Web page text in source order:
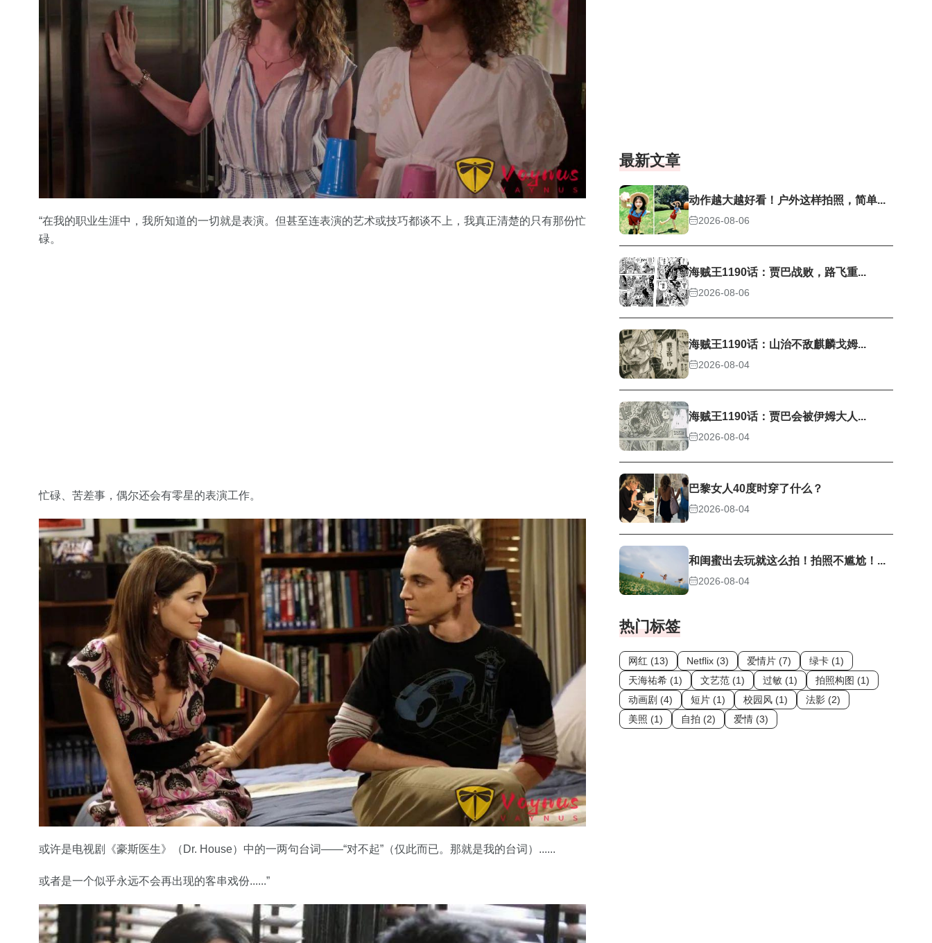
“在我的职业生涯中，我所知道的一切就是表演。但甚至连表演的艺术或技巧都谈不上，我真正清楚的只有那份忙
碌。
忙碌、苦差事，偶尔还会有零星的表演工作。
或许是电视剧《豪斯医生》（Dr. House）中的一两句台词——“对不起”（仅此而已。那就是我的台词）......
或者是一个似乎永远不会再出现的客串戏份......”
最新文章
动作越大越好看！户外这样拍照，简单...
2026-08-06
海贼王1190话：贾巴战败，路飞重...
2026-08-06
海贼王1190话：山治不敌麒麟戈姆...
2026-08-04
海贼王1190话：贾巴会被伊姆大人...
2026-08-04
巴黎女人40度时穿了什么？
2026-08-04
和闺蜜出去玩就这么拍！拍照不尴尬！...
2026-08-04
热门标签
网红 (13) Netflix (3) 爱情片 (7)
绿卡 (1)
天海祐希 (1)
文艺范 (1) 过敏 (1)
拍照构图 (1)
动画剧 (4)
短片 (1) 校园风 (1)
法影 (2)
美照 (1)
自拍 (2) 爱情 (3)